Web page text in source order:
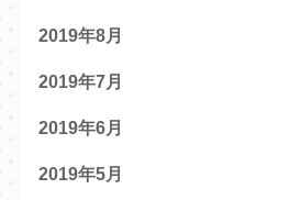
2019年8月
2019年7月
2019年6月
2019年5月